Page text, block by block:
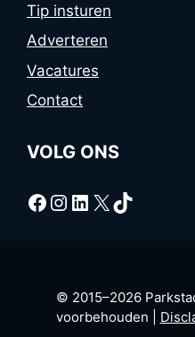
Tip insturen
Adverteren
Vacatures
Contact
VOLG ONS
Facebook
Instagram
LinkedIn
X TikTok
© 2015–2026
voorbehouden |